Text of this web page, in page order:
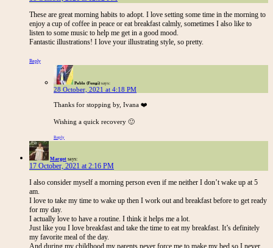
These are great morning habits to adopt. I love setting some time in the morning to
enjoy a cup of coffee in peace or eat breakfast calmly, sometimes I also like to
listen to some music to help me get in a good mood.
Fantastic illustrations! I love your illustrating style, so pretty.
Reply
Pablo (Fungi) says:
28 October, 2021 at 4:18 PM
Thanks for stopping by, Ivana ❤️
Wishing a quick recovery 🙂
Reply
Margot says:
17 October, 2021 at 2:16 PM
I also consider myself a morning person even if me neither I don’t wake up at 5
am.
I love to take my time to wake up then I work out and breakfast before to get ready
for my day.
I actually love to have a routine. I think it helps me a lot.
Just like you I love breakfast and take the time to eat my breakfast. It’s definitely
my favorite meal of the day.
And during my childhood my parents never force me to make my bed so I never